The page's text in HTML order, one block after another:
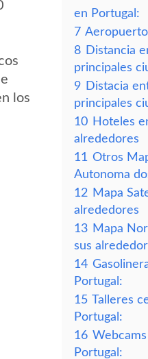
los
en Portugal:
7
8 Distancia
principales
9 Distacia
principales
10 Hoteles
alrededores
11 Otros
Autonoma
12 Mapa
alrededores
13 Mapa
sus
14
Portugal:
15 Talleres
Portugal:
16
Portugal: